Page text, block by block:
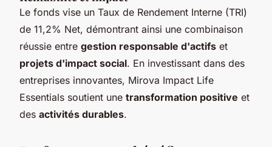
Le fonds vise un Taux de Rendement Interne (TRI)
de 11,2% Net, démontrant ainsi une combinaison
réussie entre gestion responsable d'actifs et
projets d'impact social. En investissant dans des
entreprises innovantes, Mirova Impact Life
Essentials soutient une transformation positive et
des activités durables.